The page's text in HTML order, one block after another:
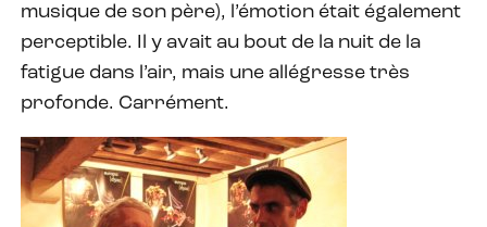
musique de son père), l’émotion était également
perceptible. Il y avait au bout de la nuit de la
fatigue dans l’air, mais une allégresse très
profonde. Carrément.